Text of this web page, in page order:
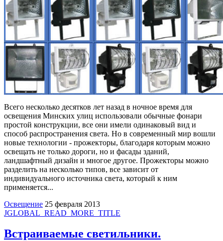
Всего несколько десятков лет назад в ночное время для
освещения Минских улиц использовали обычные фонари
простой конструкции, все они имели одинаковый вид и
способ распространения света. Но в современный мир вошли
новые технологии - прожекторы, благодаря которым можно
освещать не только дороги, но и фасады зданий,
ландшафтный дизайн и многое другое. Прожекторы можно
разделить на несколько типов, все зависит от
индивидуального источника света, который к ним
применяется...
Освещение 25 февраля 2013
JGLOBAL_READ_MORE_TITLE
Встраиваемые светильники.